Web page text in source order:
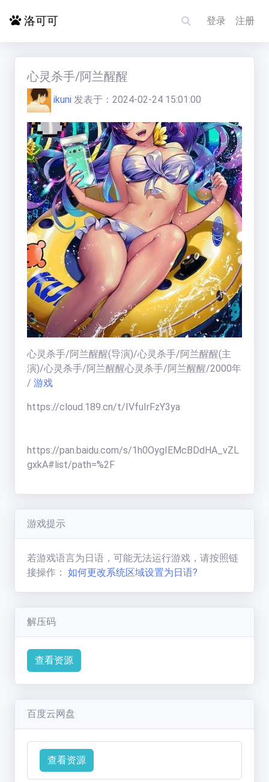
首页
探索更多
电影影单
洛赋头条
碰碰运气
求片/反馈
福利中心
免费在线电影
一周热门榜
用户天梯榜
BT老司机( 19005分)
区
公告通知
新手必看
联系方式
洛可可 登录 注册
心灵杀手/阿兰醒醒
ikuni 发表于： 2024-02-24 15:01:00
心灵杀手/阿兰醒醒(导演)/心灵杀手/阿兰醒醒(主
演)/心灵杀手/阿兰醒醒心灵杀手/阿兰醒醒/2000年
/ 游戏
https://cloud.189.cn/t/IVfuIrFzY3ya
https://pan.baidu.com/s/1h0OygIEMcBDdHA_vZL
gxkA#list/path=%2F
游戏提示
若游戏语言为日语，可能无法运行游戏，请按照链
接操作： 如何更改系统区域设置为日语?
解压码
查看资源
百度云网盘
查看资源